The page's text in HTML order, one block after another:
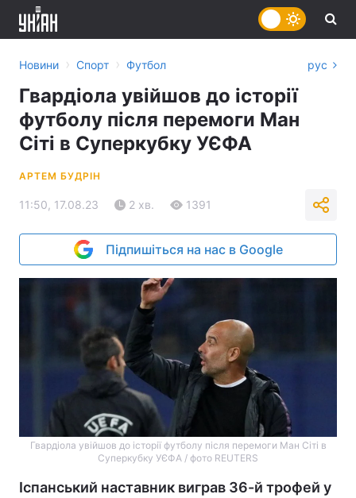
Новини › Спорт › Футбол рус
Гвардіола увійшов до історії
футболу після перемоги Ман
Сіті в Суперкубку УЄФА
АРТЕМ БУДРІН
11:50, 17.08.23 2 хв. 1391
Підпишіться на нас в Google
Гвардіола увійшов до історії футболу після перемоги Ман Сіті в
Суперкубку УЄФА / фото REUTERS
Іспанський наставник виграв 36-й трофей у